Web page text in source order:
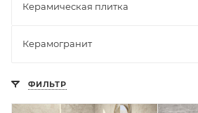
Керамическая плитка
Керамогранит
ФИЛЬТР